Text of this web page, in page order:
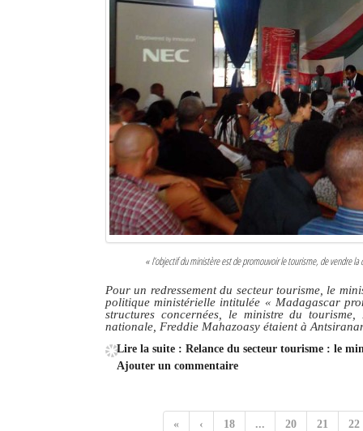
« l’objectif du ministère est de promouvoir le tourisme, de vendre
Pour un redressement du secteur tourisme, le
politique ministérielle intitulée « Madagascar
structures concernées, le ministre du
nationale, Freddie Mahazoasy étaient à
Lire la suite : Relance du secteur tourisme : le
Ajouter un commentaire
« ‹ 18 ... 20 21 22